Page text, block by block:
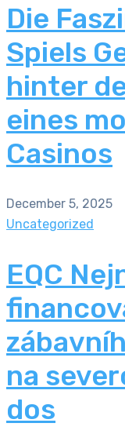
Die
Spiels
hinter
eines
Casinos
December 5, 2025
Uncategorized
EQC
na
dos